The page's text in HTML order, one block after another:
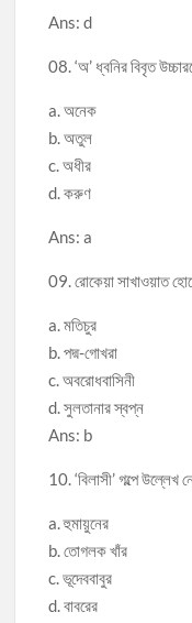
Ans: d
08. ‘অ’ ধ্বনির বিবৃত
a. অনেক
b. অতুল
c. অধীর
d. করুণ
Ans: a
09. রোকেয়া সাখাওয়াত
a. মতিচুর
b. পদ্ম-গোখরা
c. অবরোধবাসিনী
d. সুলতানার স্বপ্ন
Ans: b
10. ‘বিলাসী’ গল্পে উল্লেখ
a. হুমায়ুনের
b. তোগলক খাঁর
c. ভূদেববাবুর
d. বাবরের